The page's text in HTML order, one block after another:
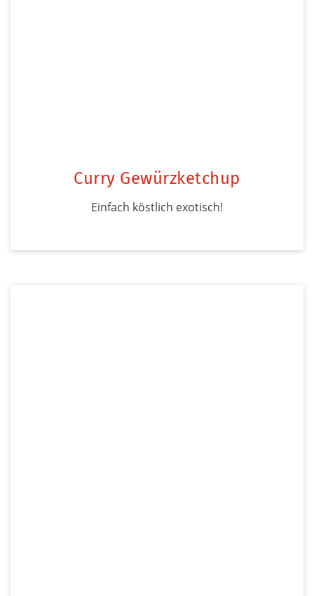
Curry Gewürzketchup
Einfach köstlich exotisch!